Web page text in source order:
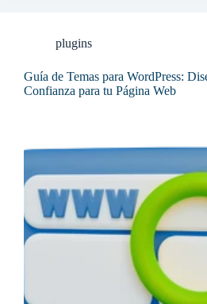
plugins
Guía de Temas para WordPress:
Confianza para tu Página Web